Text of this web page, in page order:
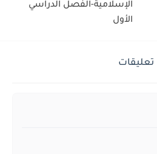
الإسلامية-الفصل الدراسي
الأول
تعليقات